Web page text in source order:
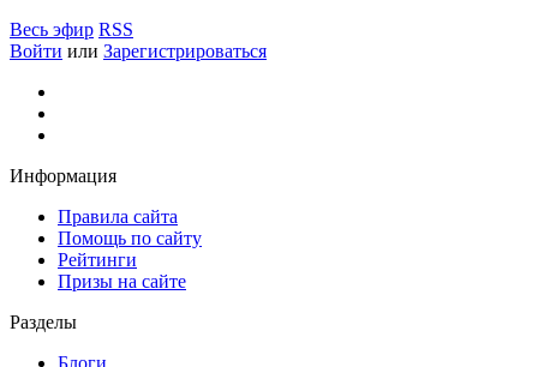
Весь эфир RSS
Войти или Зарегистрироваться
Информация
Правила сайта
Помощь по сайту
Рейтинги
Призы на сайте
Разделы
Блоги